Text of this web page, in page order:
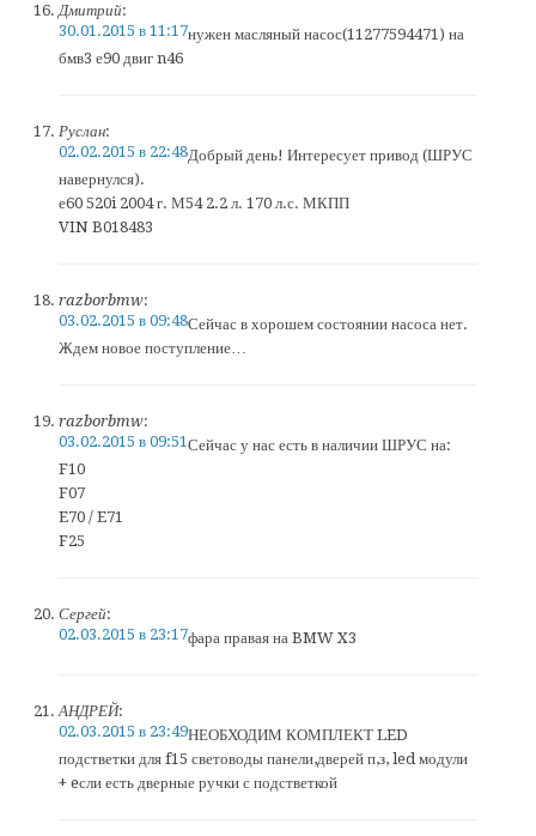
Дмитрий:
30.01.2015 в 11:17нужен масляный насос(11277594471) на
бмв3 е90 двиг n46
Руслан:
02.02.2015 в 22:48Добрый день! Интересует привод (ШРУС
навернулся).
е60 520i 2004 г. М54 2.2 л. 170 л.с. МКПП
VIN B018483
razborbmw:
03.02.2015 в 09:48Сейчас в хорошем состоянии насоса нет.
Ждем новое поступление…
razborbmw:
03.02.2015 в 09:51Сейчас у нас есть в наличии ШРУС на:
F10
F07
E70 / E71
F25
Сергей:
02.03.2015 в 23:17фара правая на BMW X3
АНДРЕЙ:
02.03.2015 в 23:49НЕОБХОДИМ КОМПЛЕКТ LED
подстветки для f15 световоды панели,дверей п,з, led модули
+ eсли есть дверные ручки с подстветкой